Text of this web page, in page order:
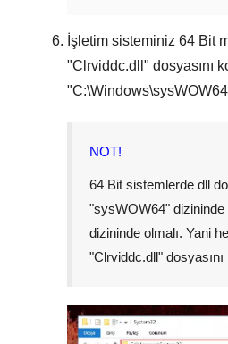
İşletim sisteminiz 64 Bit
"Clrviddc.dll " dosyasını
"C:\Windows\sysWOW64
NOT!
64 Bit sistemlerde dll
"sysWOW64"
dizininde olmalı. Yani
"Clrviddc.dll" dosyasını